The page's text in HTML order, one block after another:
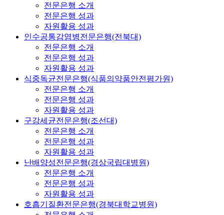
전문은행 소개
전문은행 성과
자원활용 성과
인수공통감염병전문은행(전북대)
전문은행 소개
전문은행 성과
자원활용 성과
식중독균전문은행(식품의약품안전평가원)
전문은행 소개
전문은행 성과
자원활용 성과
구강세균전문은행(조선대)
전문은행 소개
전문은행 성과
자원활용 성과
난배양성전문은행(경상국립대병원)
전문은행 소개
전문은행 성과
자원활용 성과
호흡기질환전문은행(경북대학교병원)